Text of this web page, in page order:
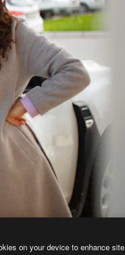
on your device to enhance site